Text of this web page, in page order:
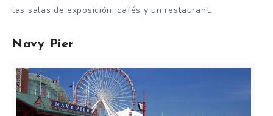
las salas de exposición, cafés y un restaurant.
Navy Pier